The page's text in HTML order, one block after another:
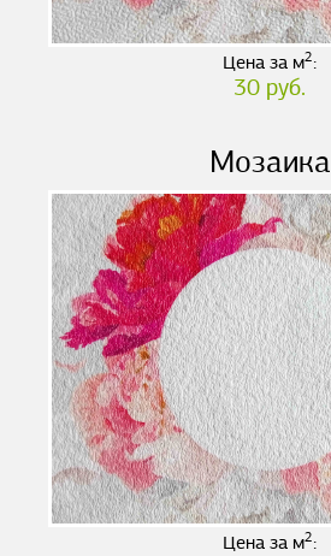
Цена за м2:
30 руб.
Мозаика
Цена за м2: